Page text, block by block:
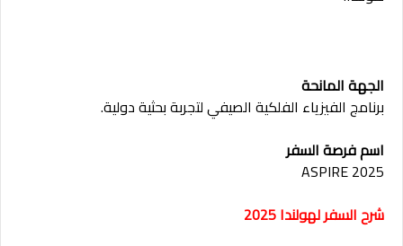
الجهة المانحة
برنامج الفيزياء الفلكية الصيفي لتجربة بحثية دولية.
اسم فرصة السفر
ASPIRE 2025
شرح السفر لهولندا 2025